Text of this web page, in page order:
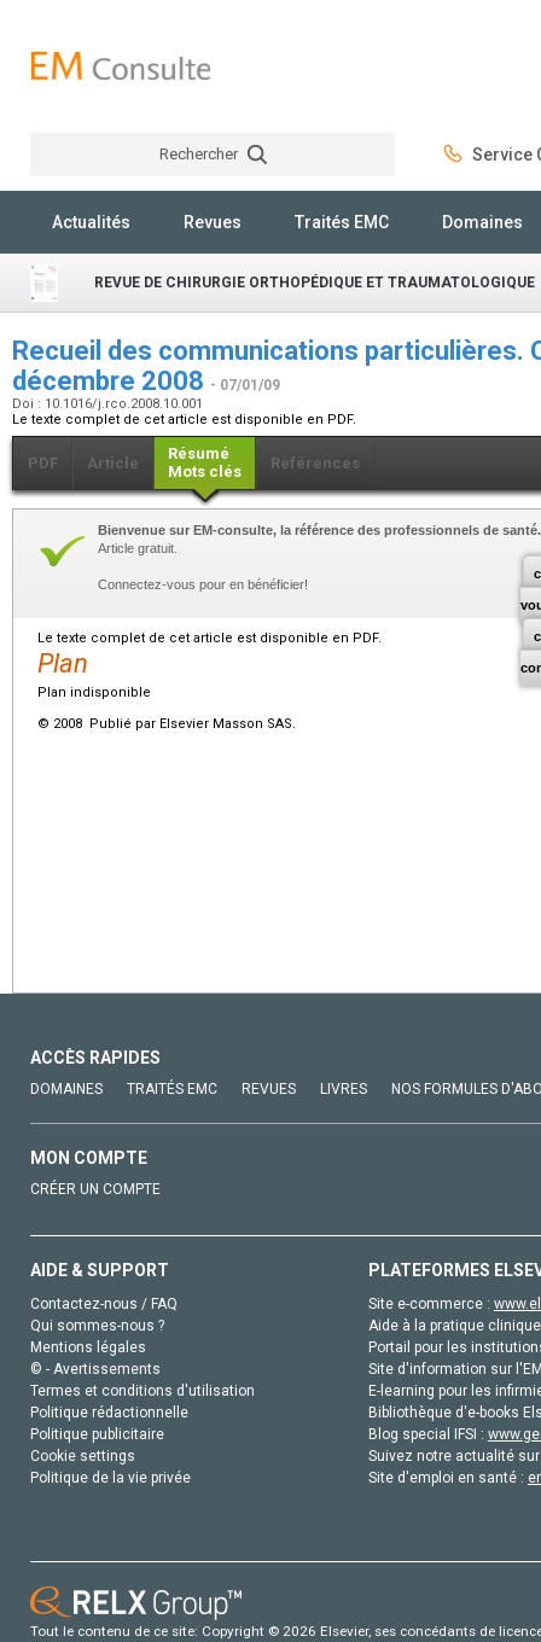
Rechercher Service
Actualités Revues Traités EMC Domaines
REVUE DE CHIRURGIE ORTHOPÉDIQUE ET TRAUMATOLOGIQUE
Recueil des communications particulières.
décembre 2008 - 07/01/09
Doi : 10.1016/j.rco.2008.10.001
Le texte complet de cet article est disponible en PDF.
PDF Article
Résumé
Mots clés
Références
Bienvenue sur EM-consulte, la référence des professionnels de santé.
Article gratuit.
Connectez-vous pour en bénéficier!
Le texte complet de cet article est disponible en PDF.
Plan
Plan indisponible
© 2008 Publié par Elsevier Masson SAS.
ACCÈS RAPIDES
DOMAINES TRAITÉS EMC REVUES LIVRES NOS FORMULES
MON COMPTE
CRÉER UN COMPTE
AIDE & SUPPORT
Contactez-nous / FAQ
Qui sommes-nous ?
Mentions légales
© - Avertissements
Termes et conditions d'utilisation
Politique rédactionnelle
Politique publicitaire
Cookie settings
Politique de la vie privée
PLATEFORMES
Site e-commerce :
Aide à la pratique
Portail pour les
Site d'information sur
E-learning pour les
Bibliothèque d'e-books
Blog special IFSI :
Suivez notre actualité
Site d'emploi en santé :
Tout le contenu de ce site: Copyright © 2026 Elsevier, ses concédants de